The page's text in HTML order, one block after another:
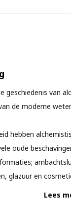
geschiedenis van
de moderne
hebben
oude
glazuur en
Lees